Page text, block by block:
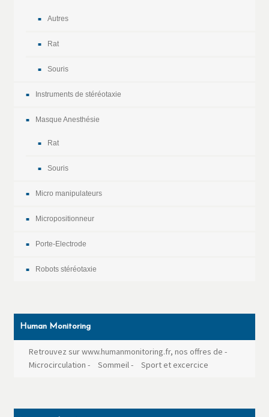
Autres
Rat
Souris
Instruments de stéréotaxie
Masque Anesthésie
Rat
Souris
Micro manipulateurs
Micropositionneur
Porte-Electrode
Robots stéréotaxie
Human Monitoring
Retrouvez sur www.humanmonitoring.fr, nos offres de -
Microcirculation - Sommeil- Sport et excercice